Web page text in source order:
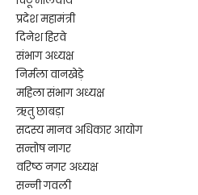
प्रदेश महामंत्री
दिनेश हिरवे
संभाग अध्यक्ष
निर्मला वानखेड़े
महिला संभाग अध्यक्ष
ऋतु छाबड़ा
सदस्य मानव अधिकार आयोग
सन्तोष नागर
वरिष्ठ नगर अध्यक्ष
सन्नी गवली